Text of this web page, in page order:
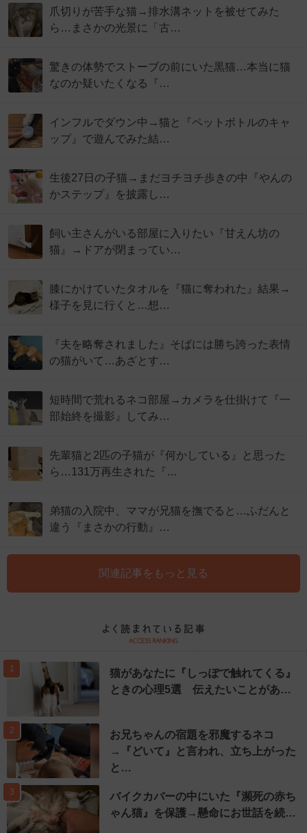
爪切りが苦手な猫→排水溝ネットを被せてみた
ら…まさかの光景に「古…
驚きの体勢でストーブの前にいた黒猫…本当に猫
なのか疑いたくなる『…
インフルでダウン中→猫と『ペットボトルのキャ
ップ』で遊んでみた結…
生後27日の子猫→まだヨチヨチ歩きの中『やんの
かステップ』を披露し…
飼い主さんがいる部屋に入りたい『甘えん坊の
猫』→ドアが閉まってい…
膝にかけていたタオルを『猫に奪われた』結果→
様子を見に行くと…想…
『夫を略奪されました』そばには勝ち誇った表情
の猫がいて…あざとす…
短時間で荒れるネコ部屋→カメラを仕掛けて『一
部始終を撮影』してみ…
先輩猫と2匹の子猫が『何かしている』と思った
ら…131万再生された『…
弟猫の入院中、ママが兄猫を撫でると…ふだんと
違う『まさかの行動』…
関連記事をもっと見る
1
猫があなたに『しっぽで触れてくる』
ときの心理5選 伝えたいことがあ…
2
お兄ちゃんの宿題を邪魔するネコ
→『どいて』と言われ、立ち上がった
と…
3
バイクカバーの中にいた『瀕死の赤ち
ゃん猫』を保護→懸命にお世話を続…